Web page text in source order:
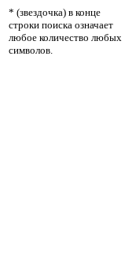
* (звездочка) в конце
строки поиска означает
любое количество любых
символов.